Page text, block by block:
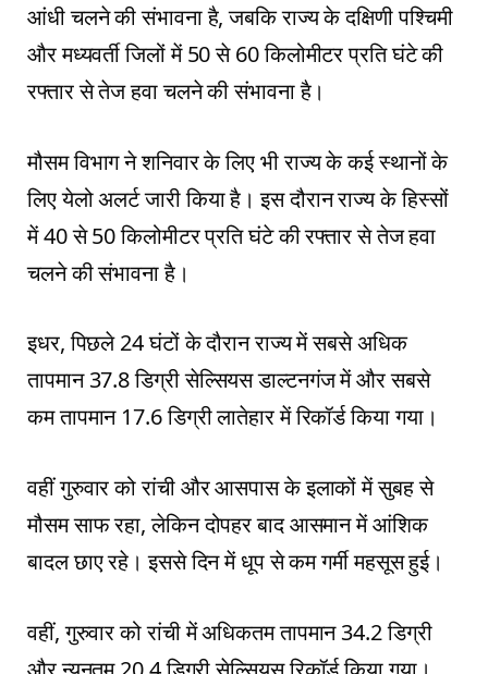
आंधी चलने की संभावना है, जबकि राज्य के दक्षिणी पश्चिमी
और मध्यवर्ती जिलों में 50 से 60 किलोमीटर प्रति घंटे की
रफ्तार से तेज हवा चलने की संभावना है।
मौसम विभाग ने शनिवार के लिए भी राज्य के कई स्थानों के
लिए येलो अलर्ट जारी किया है। इस दौरान राज्य के हिस्सों
में 40 से 50 किलोमीटर प्रति घंटे की रफ्तार से तेज हवा
चलने की संभावना है।
इधर, पिछले 24 घंटों के दौरान राज्य में सबसे अधिक
तापमान 37.8 डिग्री सेल्सियस डाल्टनगंज में और सबसे
कम तापमान 17.6 डिग्री लातेहार में रिकॉर्ड किया गया।
वहीं गुरुवार को रांची और आसपास के इलाकों में सुबह से
मौसम साफ रहा, लेकिन दोपहर बाद आसमान में आंशिक
बादल छाए रहे। इससे दिन में धूप से कम गर्मी महसूस हुई।
वहीं, गुरुवार को रांची में अधिकतम तापमान 34.2 डिग्री